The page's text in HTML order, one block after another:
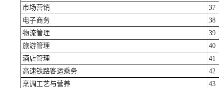
市场营销
37
电子商务
38
物流管理
39
旅游管理
40
酒店管理
41
高速铁路客运乘务
42
烹调工艺与营养
43